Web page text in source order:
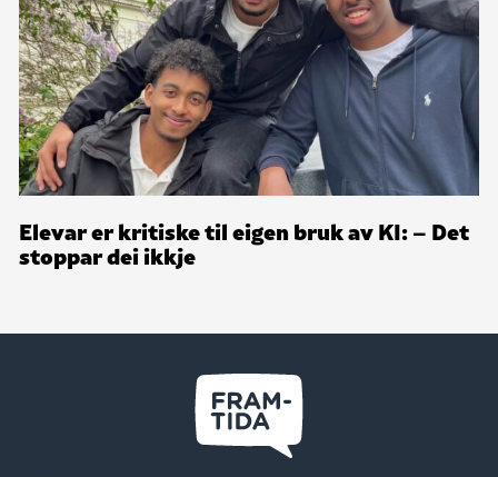
Elevar er kritiske til eigen bruk av KI: – Det
stoppar dei ikkje